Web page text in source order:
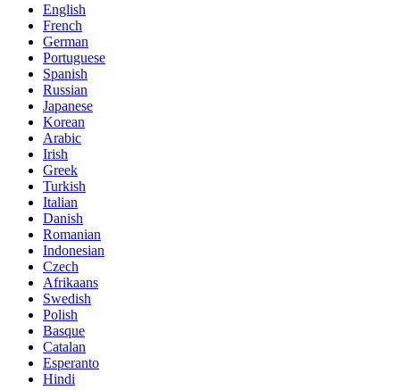
English
French
German
Portuguese
Spanish
Russian
Japanese
Korean
Arabic
Irish
Greek
Turkish
Italian
Danish
Romanian
Indonesian
Czech
Afrikaans
Swedish
Polish
Basque
Catalan
Esperanto
Hindi